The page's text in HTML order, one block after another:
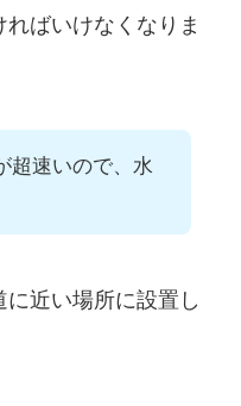
ばいけなくなりま
超速いので、水
近い場所に設置し